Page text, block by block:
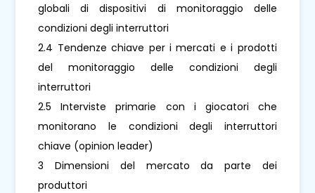
globali di dispositivi di monitoraggio delle
condizioni degli interruttori
2.4 Tendenze chiave per i mercati e i prodotti
del monitoraggio delle condizioni degli
interruttori
2.5 Interviste primarie con i giocatori che
monitorano le condizioni degli interruttori
chiave (opinion leader)
3 Dimensioni del mercato da parte dei
produttori